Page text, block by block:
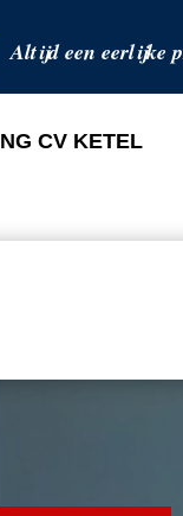
Altijd een eerlijke
CV KETEL